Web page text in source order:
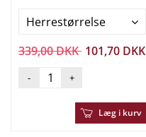
Herrestørrelse
339,00 DKK 101,70 DKK
- +
Læg i kurv